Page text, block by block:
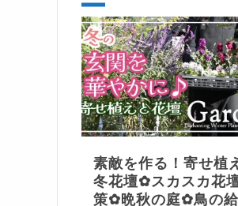
ビ
ゲ
ー
素敵を作る！寄せ植
冬花壇✿スカスカ花
策✿晩秋の庭✿鳥の